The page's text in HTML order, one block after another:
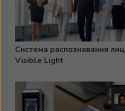
Система распознавания лиц
Visible Light